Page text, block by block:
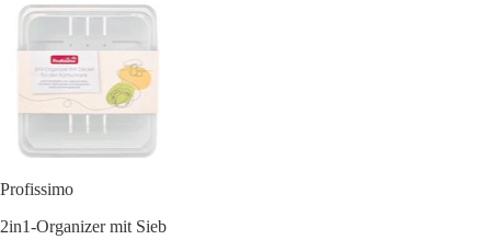
Profissimo
2in1-Organizer mit Sieb